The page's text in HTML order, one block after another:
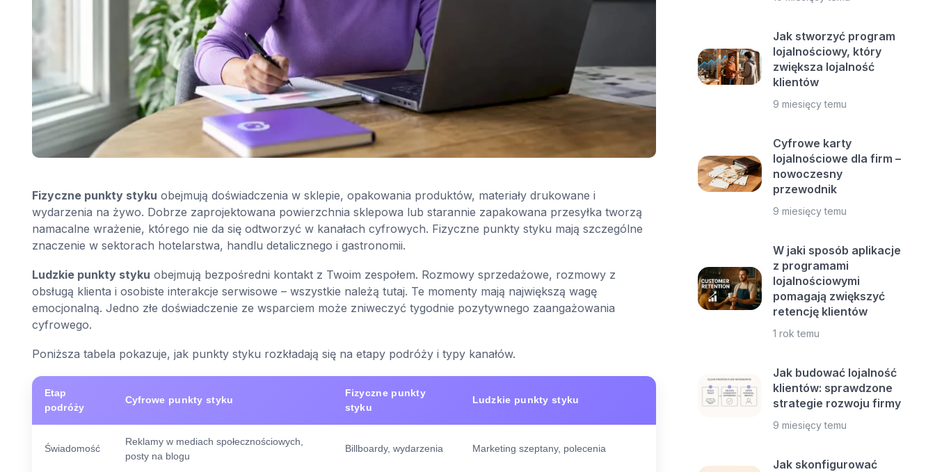
Fizyczne punkty styku obejmują doświadczenia w sklepie, opakowania produktów, materiały drukowane i
wydarzenia na żywo. Dobrze zaprojektowana powierzchnia sklepowa lub starannie zapakowana przesyłka tworzą
namacalne wrażenie, którego nie da się odtworzyć w kanałach cyfrowych. Fizyczne punkty styku mają szczególne
znaczenie w sektorach hotelarstwa, handlu detalicznego i gastronomii.
Ludzkie punkty styku obejmują bezpośredni kontakt z Twoim zespołem. Rozmowy sprzedażowe, rozmowy z
obsługą klienta i osobiste interakcje serwisowe – wszystkie należą tutaj. Te momenty mają największą wagę
emocjonalną. Jedno złe doświadczenie ze wsparciem może zniweczyć tygodnie pozytywnego zaangażowania
cyfrowego.
Poniższa tabela pokazuje, jak punkty styku rozkładają się na etapy podróży i typy kanałów.
Etap
podróży
Cyfrowe punkty styku
Fizyczne punkty
styku
Ludzkie punkty styku
Świadomość
Reklamy w mediach społecznościowych,
posty na blogu
Billboardy, wydarzenia Marketing szeptany, polecenia
Jak stworzyć program
lojalnościowy, który
zwiększa lojalność
klientów
9 miesięcy temu
Cyfrowe karty
lojalnościowe dla firm –
nowoczesny
przewodnik
9 miesięcy temu
W jaki sposób aplikacje
z programami
lojalnościowymi
pomagają zwiększyć
retencję klientów
1 rok temu
Jak budować lojalność
klientów: sprawdzone
strategie rozwoju firmy
9 miesięcy temu
Jak skonfigurować